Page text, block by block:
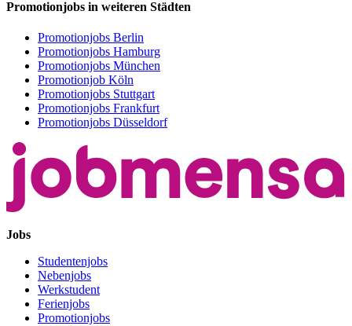
Promotionjobs in weiteren Städten
Promotionjobs Berlin
Promotionjobs Hamburg
Promotionjobs München
Promotionjob Köln
Promotionjobs Stuttgart
Promotionjobs Frankfurt
Promotionjobs Düsseldorf
Jobs
Studentenjobs
Nebenjobs
Werkstudent
Ferienjobs
Promotionjobs